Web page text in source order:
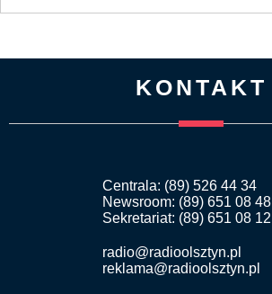
KONTAKT
Centrala: (89) 526 44 34
Newsroom: (89) 651 08 48
Sekretariat: (89) 651 08 12
radio@radioolsztyn.pl
reklama@radioolsztyn.pl